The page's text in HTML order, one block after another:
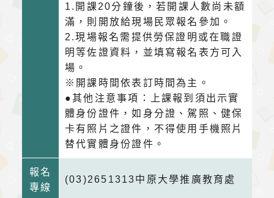
1.開課20分鐘後，若開課人數尚未額
滿，則開放給現場民眾報名參加。
2.現場報名需提供勞保證明或在職證
明等佐證資料，並填寫報名表方可入
場。
※開課時間依表訂時間為主。
●其他注意事項：上課報到須出示實
體身份證件，如身分證、駕照、健保
卡有照片之證件，不得使用手機照片
替代實體身份證件。
報名
專線
(03)2651313中原大學推廣教育處